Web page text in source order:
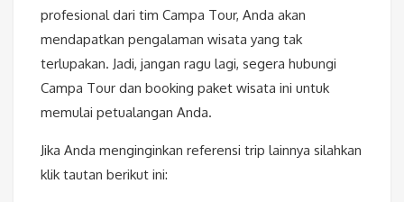
profesional dari tim Campa Tour, Anda akan
mendapatkan pengalaman wisata yang tak
terlupakan. Jadi, jangan ragu lagi, segera hubungi
Campa Tour dan booking paket wisata ini untuk
memulai petualangan Anda.
Jika Anda menginginkan referensi trip lainnya silahkan
klik tautan berikut ini: